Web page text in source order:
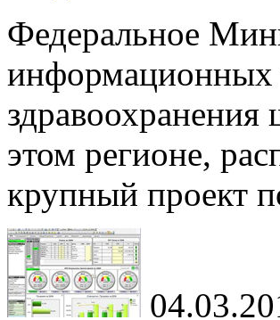
Федеральное
информационных
этом регионе,
крупный проект